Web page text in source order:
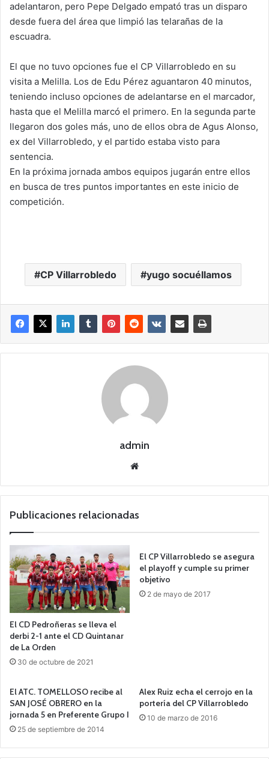
adelantaron, pero Pepe Delgado empató tras un disparo
desde fuera del área que limpió las telarañas de la
escuadra.
El que no tuvo opciones fue el CP Villarrobledo en su
visita a Melilla. Los de Edu Pérez aguantaron 40 minutos,
teniendo incluso opciones de adelantarse en el marcador,
hasta que el Melilla marcó el primero. En la segunda parte
llegaron dos goles más, uno de ellos obra de Agus Alonso,
ex del Villarrobledo, y el partido estaba visto para
sentencia.
En la próxima jornada ambos equipos jugarán entre ellos
en busca de tres puntos importantes en este inicio de
competición.
CP Villarrobledo yugo socuéllamos
admin
we
Publicaciones relacionadas
El CD Pedroñeras se lleva el
derbi 2-1 ante el CD Quintanar
de La Orden
30 de octubre de 2021
El CP Villarrobledo se asegura
el playoff y cumple su primer
objetivo
2 de mayo de 2017
El ATC. TOMELLOSO recibe al
SAN JOSÉ OBRERO en la
jornada 5 en Preferente Grupo I
25 de septiembre de 2014
Alex Ruiz echa el cerrojo en la
portería del CP Villarrobledo
10 de marzo de 2016